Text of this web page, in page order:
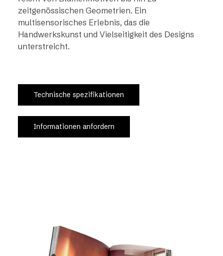
zeitgenössischen Geometrien. Ein
multisensorisches Erlebnis, das die
Handwerkskunst und Vielseitigkeit des Designs
unterstreicht.
Technische spezifikationen
Informationen anfordern